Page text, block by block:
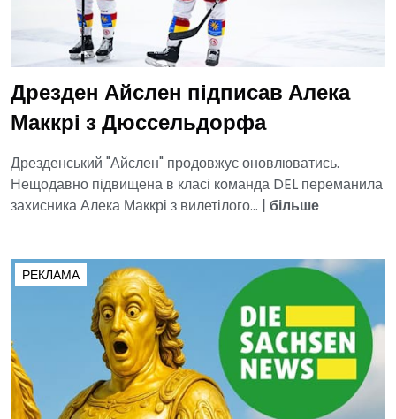
Дрезден Айслен підписав Алека
Маккрі з Дюссельдорфа
Дрезденський "Айслен" продовжує оновлюватись.
Нещодавно підвищена в класі команда DEL переманила
захисника Алека Маккрі з вилетілого... | більше
РЕКЛАМА